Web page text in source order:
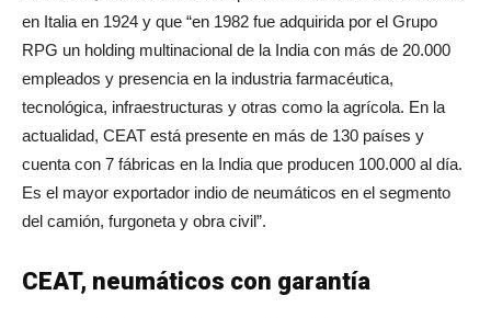
en Italia en 1924 y que “en 1982 fue adquirida por el Grupo
RPG un holding multinacional de la India con más de 20.000
empleados y presencia en la industria farmacéutica,
tecnológica, infraestructuras y otras como la agrícola. En la
actualidad, CEAT está presente en más de 130 países y
cuenta con 7 fábricas en la India que producen 100.000 al día.
Es el mayor exportador indio de neumáticos en el segmento
del camión, furgoneta y obra civil”.
CEAT, neumáticos con garantía